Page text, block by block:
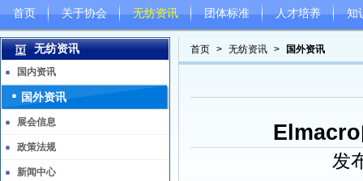
首页 关于协会 无纺资讯 团体标准 人才培养 知
首页 > 无纺资讯 > 国外资讯
发
无纺资讯
国内资讯
国外资讯
展会信息
政策法规
新闻中心